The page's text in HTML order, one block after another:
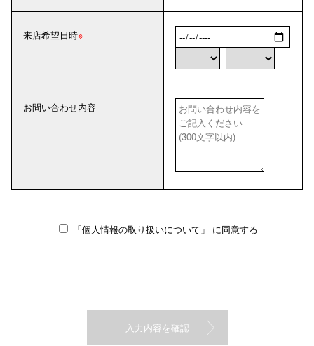
来店希望日時
お問い合わせ内容
「個人情報の取り扱いについて」 に同意する